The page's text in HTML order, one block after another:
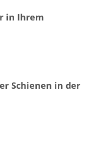
in Ihrem
Schienen in der